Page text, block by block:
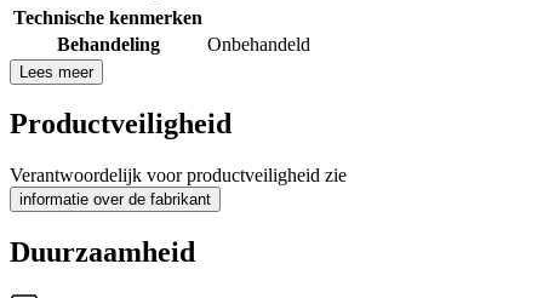
Technische kenmerken
Behandeling
Onbehandeld
Lees meer
Productveiligheid
Verantwoordelijk voor productveiligheid zie
informatie over de fabrikant
Duurzaamheid